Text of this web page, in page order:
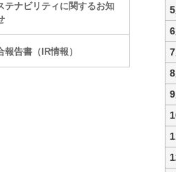
5
6
7
8
9
テナビリティに関するお知
報告書（IR情報）